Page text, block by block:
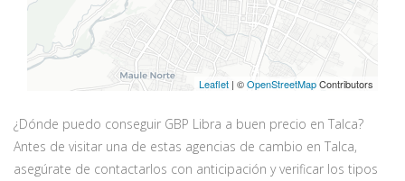
Leaflet | ©OpenStreetMapContributors
¿Dónde puedo conseguir GBP Libra a buen precio en Talca?
Antes de visitar una de estas agencias de cambio en Talca,
asegúrate de contactarlos con anticipación y verificar los tipos